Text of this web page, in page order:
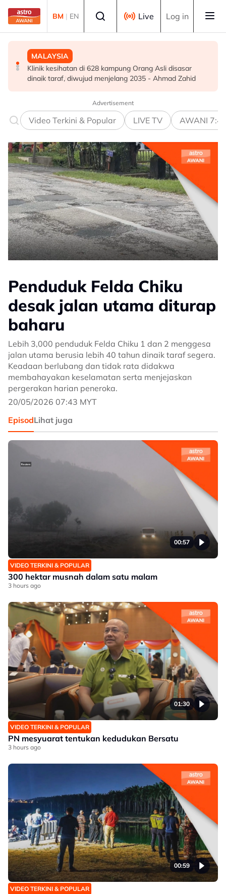
Skip to main content
BM | EN Live Log in
MALAYSIA
Klinik kesihatan di 628 kampung Orang Asli disasar
dinaik taraf, diwujud menjelang 2035 - Ahmad Zahid
BISNES
e-dompet semakin sebati dalam rutin harian rakyat
Malaysia - Ipsos
MALAYSIA
TLDM perlu aset moden hadapi cabaran maritim
kompleks - Mohamed Khaled
Advertisement
Video Terkini & Popular LIVE TV AWANI
Penduduk Felda Chiku
desak jalan utama diturap
baharu
Lebih 3,000 penduduk Felda Chiku 1 dan 2 menggesa
jalan utama berusia lebih 40 tahun dinaik taraf segera.
Keadaan berlubang dan tidak rata didakwa
membahayakan keselamatan serta menjejaskan
pergerakan harian peneroka.
20/05/2026 07:43 MYT
EpisodLihat juga
00:57
VIDEO TERKINI & POPULAR
300 hektar musnah dalam satu malam
3 hours ago
01:30
VIDEO TERKINI & POPULAR
PN mesyuarat tentukan kedudukan Bersatu
3 hours ago
00:59
VIDEO TERKINI & POPULAR